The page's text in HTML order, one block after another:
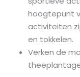
hoogtepunt
activiteiten
en tokkelen.
Verken de